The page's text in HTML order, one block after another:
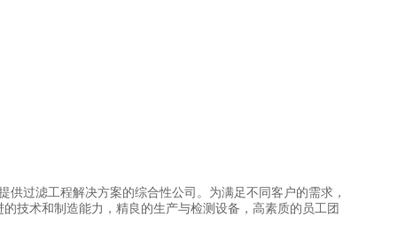
过滤工程解决方案的综合性公司。为满足不同客户的需求，
技术和制造能力，精良的生产与检测设备，高素质的员工团